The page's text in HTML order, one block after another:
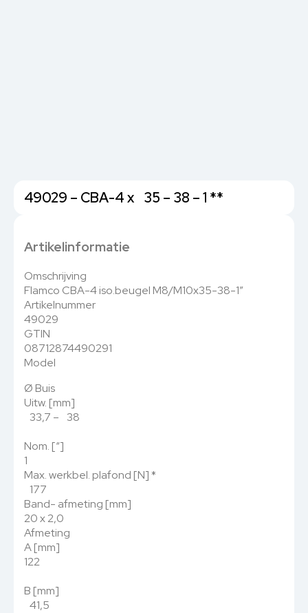
49029 – CBA-4 x 35 – 38 – 1 **
Artikelinformatie
Omschrijving
Flamco CBA-4 iso.beugel M8/M10x35-38-1″
Artikelnummer
49029
GTIN
08712874490291
Model
Ø Buis
Uitw. [mm]
33,7 – 38
Nom. [“]
1
Max. werkbel. plafond [N]*
177
Band- afmeting [mm]
20 x 2,0
Afmeting
A [mm]
122
B [mm]
41,5